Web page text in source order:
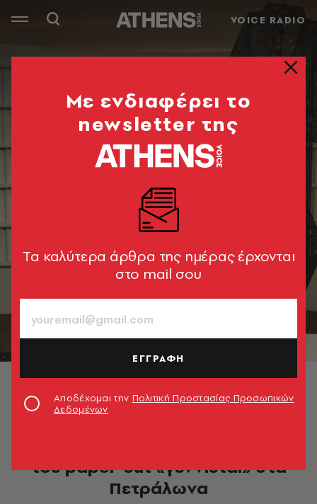
VOICE RADIO
© Νικήτας Κακάκης
του paper-cut «γεννιέται» στα
Πετράλωνα
Mε ενδιαφέρει το
newsletter της
Tα καλύτερα άρθρα της ημέρας έρχονται
στο mail σου
ΕΓΓΡΑΦΗ
Αποδέχομαι την Πολιτική Προστασίας Προσωπικών
Δεδομένων